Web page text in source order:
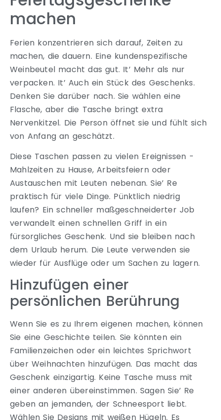
machen
Ferien konzentrieren sich darauf, Zeiten zu
machen, die dauern. Eine kundenspezifische
Weinbeutel macht das gut. It’ Mehr als nur
verpacken. It’ Auch ein Stück des Geschenks.
Denken Sie darüber nach. Sie wählen eine
Flasche, aber die Tasche bringt extra
Nervenkitzel. Die Person öffnet sie und fühlt sich
von Anfang an geschätzt.
Diese Taschen passen zu vielen Ereignissen -
Mahlzeiten zu Hause, Arbeitsfeiern oder
Austauschen mit Leuten nebenan. Sie’ Re
praktisch für viele Dinge. Pünktlich niedrig
laufen? Ein schneller maßgeschneiderter Job
verwandelt einen schnellen Griff in ein
fürsorgliches Geschenk. Und sie bleiben nach
dem Urlaub herum. Die Leute verwenden sie
wieder für Ausflüge oder um Sachen zu lagern.
Hinzufügen einer
persönlichen Berührung
Wenn Sie es zu Ihrem eigenen machen, können
Sie eine Geschichte teilen. Sie könnten ein
Familienzeichen oder ein leichtes Sprichwort
über Weihnachten hinzufügen. Das macht das
Geschenk einzigartig. Keine Tasche muss mit
einer anderen übereinstimmen. Sagen Sie’ Re
geben an jemanden, der Schneesport liebt.
Wählen Sie Designs mit weißen Hügeln. Es